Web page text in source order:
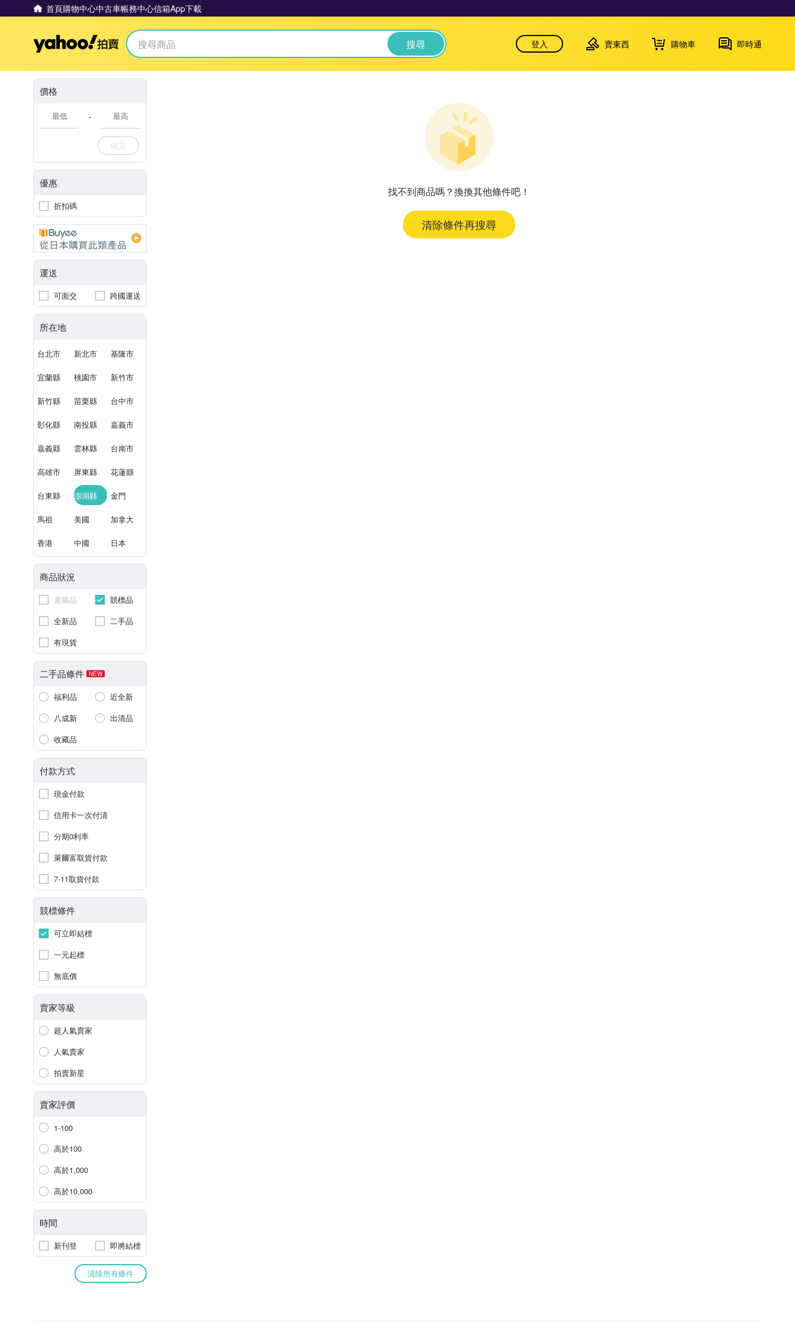
首頁購物中心中古車帳務中心信箱App下載
Yahoo拍賣 搜尋 登入 賣東西 購物車 即時通
價格
-
確定
優惠
折扣碼
運送
可面交 跨國運送
所在地
台北市 新北市 基隆市
宜蘭縣 桃園市 新竹市
新竹縣 苗栗縣 台中市
彰化縣 南投縣 嘉義市
嘉義縣 雲林縣 台南市
高雄市 屏東縣 花蓮縣
台東縣 澎湖縣 金門
馬祖 美國 加拿大
香港 中國 日本
商品狀況
直購品
競標品
全新品
二手品
有現貨
二手品條件 NEW
福利品
近全新
八成新
出清品
收藏品
付款方式
現金付款
信用卡一次付清
分期0利率
萊爾富取貨付款
7-11取貨付款
競標條件
可立即結標
一元起標
無底價
賣家等級
超人氣賣家
人氣賣家
拍賣新星
賣家評價
1-100
高於100
高於1,000
高於10,000
時間
新刊登 即將結標
清除所有條件
找不到商品嗎？換換其他條件吧！
清除條件再搜尋